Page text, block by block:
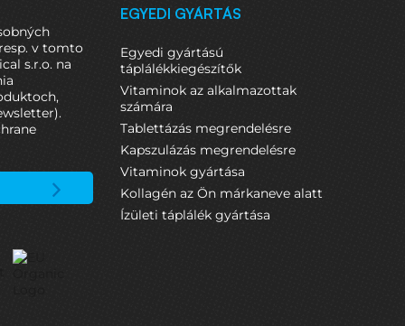
v tomto
s.r.o. na
EGYEDI GYÁRTÁS
Egyedi gyártású
táplálékkiegészítők
Vitaminok az alkalmazottak
számára
Tablettázás megrendelésre
Kapszulázás megrendelésre
Vitaminok gyártása
Kollagén az Ön márkaneve alatt
Ízületi táplálék gyártása